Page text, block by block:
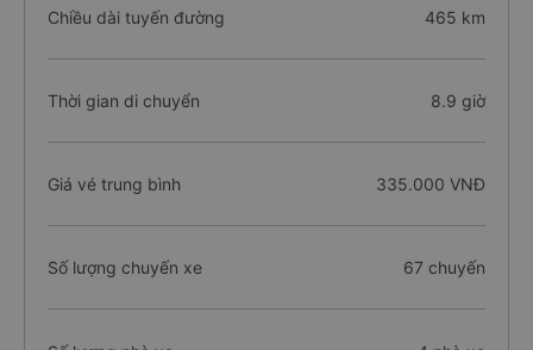
Chiều dài tuyến đường 465 km
Thời gian di chuyển 8.9 giờ
Giá vé trung bình 335.000 VNĐ
Số lượng chuyến xe 67 chuyến